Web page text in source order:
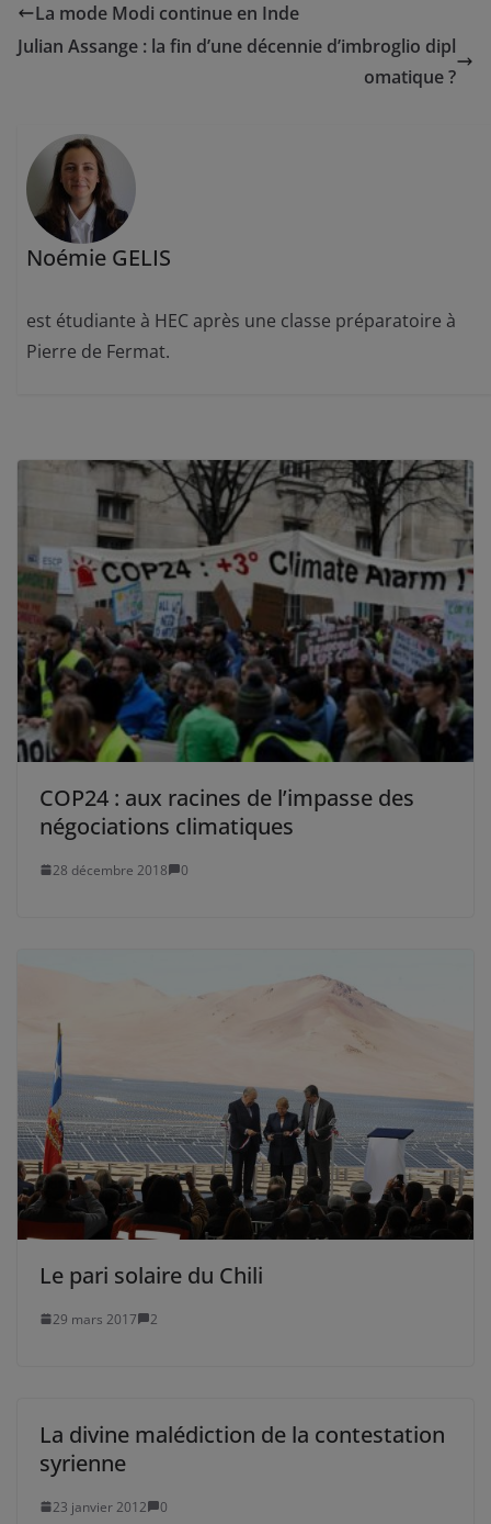
La mode Modi continue en Inde
Julian Assange : la fin d’une décennie d’imbroglio dipl
omatique ?
Noémie GELIS
est étudiante à HEC après une classe préparatoire à
Pierre de Fermat.
COP24 : aux racines de l’impasse des
négociations climatiques
28 décembre 2018 0
Le pari solaire du Chili
29 mars 2017 2
La divine malédiction de la contestation
syrienne
23 janvier 2012 0